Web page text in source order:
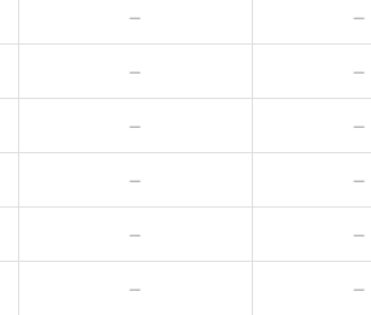
－ －
－ －
－ －
－ －
－ －
－ －